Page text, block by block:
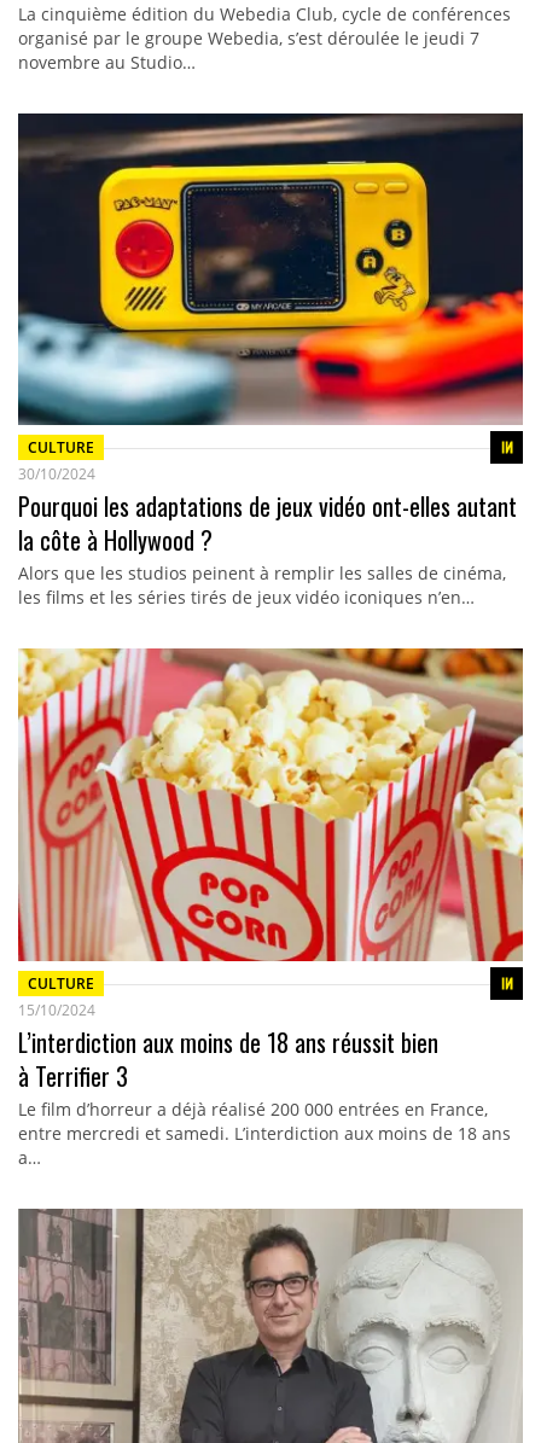
La cinquième édition du Webedia Club, cycle de conférences
organisé par le groupe Webedia, s’est déroulée le jeudi 7
novembre au Studio…
CULTURE
30/10/2024
Pourquoi les adaptations de jeux vidéo ont-elles autant
la côte à Hollywood ?
Alors que les studios peinent à remplir les salles de cinéma,
les films et les séries tirés de jeux vidéo iconiques n’en…
CULTURE
15/10/2024
L’interdiction aux moins de 18 ans réussit bien
à Terrifier 3
Le film d’horreur a déjà réalisé 200 000 entrées en France,
entre mercredi et samedi. L’interdiction aux moins de 18 ans
a…